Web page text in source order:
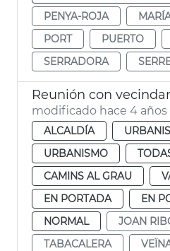
PENYA-ROJA
PORT
PUERTO
SERRADORA
Reunión con
modificado hace 4 años
ALCALDÍA
URBANISMO
CAMINS AL GRAU
EN PORTADA
EN
NORMAL
JOAN
TABACALERA